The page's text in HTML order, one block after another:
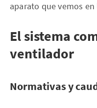
aparato que vemos
El sistema
ventilador
Normativas y